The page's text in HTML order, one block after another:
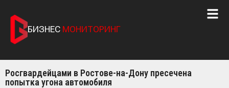
БИЗНЕС МОНИТОРИНГ
Росгвардейцами в Ростове-на-Дону пресечена
попытка угона автомобиля